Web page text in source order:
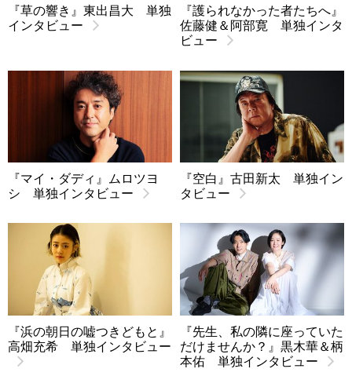
『草の響き』東出昌大 単独
インタビュー
『護られなかった者たちへ』
佐藤健＆阿部寛 単独インタ
ビュー
『マイ・ダディ』ムロツヨ
シ 単独インタビュー
『空白』古田新太 単独イン
タビュー
『浜の朝日の嘘つきどもと』
高畑充希 単独インタビュー
『先生、私の隣に座っていた
だけませんか？』黒木華＆柄
本佑 単独インタビュー